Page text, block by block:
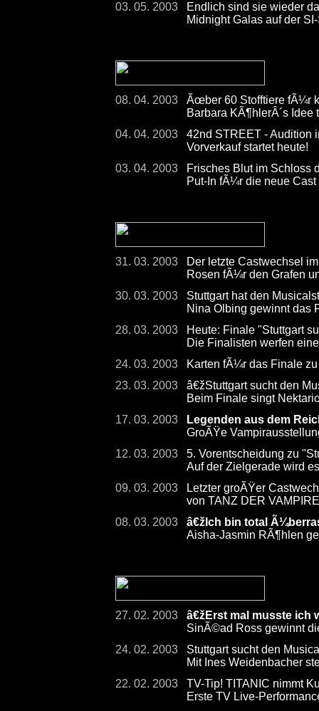
03. 05. 2003
Endlich sind sie wieder
Midnight Galas auf der
08. 04. 2003
Ãœber 60 Stofftiere fÃ¼r
Barbara KÃ¶hlerÂ´s
04. 04. 2003
42nd STREET - Audition
Vorverkauf startet heute!
03. 04. 2003
Frisches Blut im Schloss
Put-In fÃ¼r die neue Cast
31. 03. 2003
Der letzte Castwechsel
Rosen fÃ¼r den Grafen
30. 03. 2003
Stuttgart hat den
Nina Olbing gewinnt das
28. 03. 2003
Heute: Finale "Stuttgart
Die Finalisten werfen
24. 03. 2003
Karten fÃ¼r das Finale
23. 03. 2003
â€žStuttgart sucht den
Beim Finale singt
17. 03. 2003
Legenden aus dem
GroÃŸe
12. 03. 2003
5. Vorentscheidung zu
Auf der Zielgerade wird
09. 03. 2003
Letzter groÃŸer
von TANZ DER VAMPIRE
08. 03. 2003
â€žIch bin total
Aisha-Jasmin RÃ¶hlen
27. 02. 2003
â€žErst mal musste ich
SinÃ©ad Ross gewinnt
24. 02. 2003
Stuttgart sucht den
Mit Ines Weidenbacher
22. 02. 2003
TV-Tip! TITANIC nimmt
Erste TV Live-